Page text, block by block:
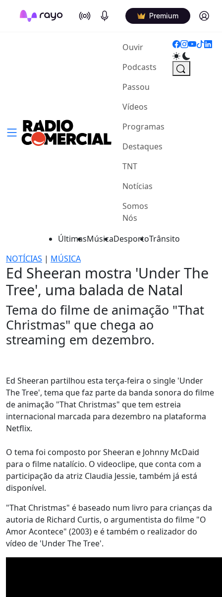
On Air Podcasts Premium Log in
Ouvir(current)
Podcasts
Passou
Vídeos
Programas
Destaques
TNT
Notícias
Somos
Nós
ÚltimasMúsicaDesportoTrânsito
NOTÍCIAS | MÚSICA
Ed Sheeran mostra 'Under The
Tree', uma balada de Natal
Tema do filme de animação "That
Christmas" que chega ao
streaming em dezembro.
Ed Sheeran partilhou esta terça-feira o single 'Under
The Tree', tema que faz parte da banda sonora do filme
de animação "That Christmas" que tem estreia
internacional marcada para dezembro na plataforma
Netflix.
O tema foi composto por Sheeran e Johnny McDaid
para o filme natalício. O videoclipe, que conta com a
participação da atriz Claudia Jessie, também já está
disponível.
"That Christmas" é baseado num livro para crianças da
autoria de Richard Curtis, o argumentista do filme "O
Amor Acontece" (2003) e é também o realizador do
vídeo de 'Under The Tree'.